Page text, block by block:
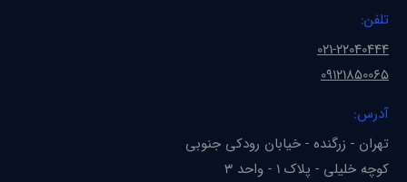
تلفن:
021-22040444
09121850065
آدرس:
تهران - زرگنده - خیابان رودکی جنوبی
کوچه خلیلی - پلاک 1 - واحد 3